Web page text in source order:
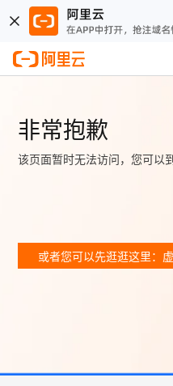
非常抱歉
该页面暂时无法访问，您可以
或者您可以先逛逛这里：